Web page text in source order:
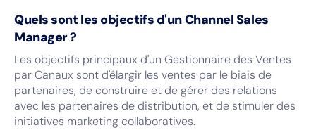
Quels sont les objectifs d'un Channel Sales
Manager ?
Les objectifs principaux d'un Gestionnaire des Ventes
par Canaux sont d'élargir les ventes par le biais de
partenaires, de construire et de gérer des relations
avec les partenaires de distribution, et de stimuler des
initiatives marketing collaboratives.